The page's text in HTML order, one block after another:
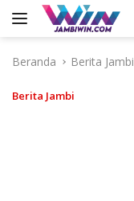
Langsung
Beranda
Berita Jambi
Berita Jambi